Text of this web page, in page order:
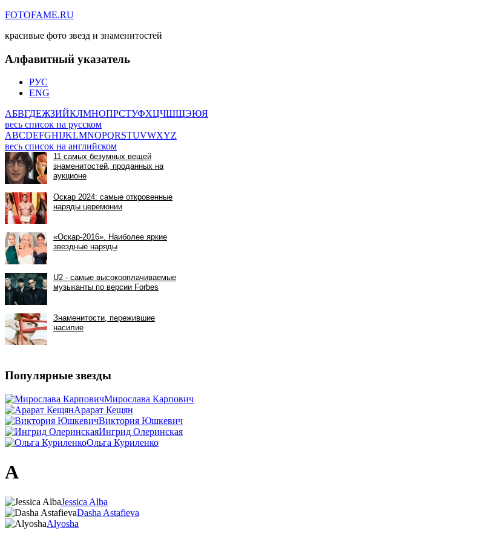
FOTOFAME.RU
красивые фото звезд и знаменитостей
Алфавитный указатель
РУС
ENG
АБВГДЕЖЗИЙКЛМНОПРСТУФХЦЧШЩЭЮЯ
весь список на русском
ABCDEFGHIJKLMNOPQRSTUVWXYZ
весь список на английском
Популярные звезды
Мирослава Карпович
Арарат Кещян
Виктория Юшкевич
Ингрид Олеринская
Ольга Куриленко
A
Jessica Alba
Dasha Astafieva
Alyosha